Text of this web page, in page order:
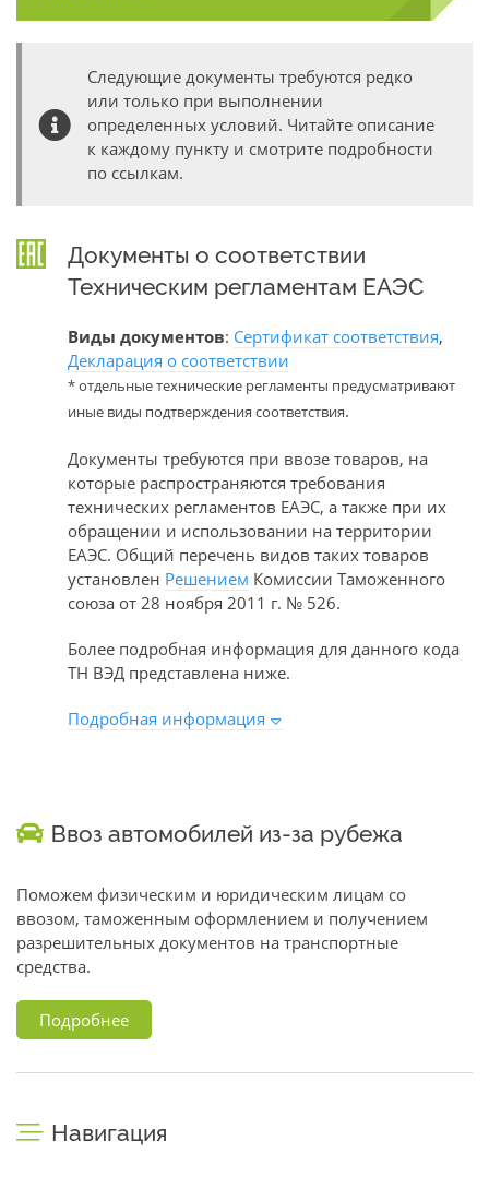
Следующие документы требуются редко
или только при выполнении
определенных условий. Читайте описание
к каждому пункту и смотрите подробности
по ссылкам.
Документы о соответствии
Техническим регламентам ЕАЭС
Виды документов: Сертификат соответствия,
Декларация о соответствии
* отдельные технические регламенты предусматривают
иные виды подтверждения соответствия.
Документы требуются при ввозе товаров, на
которые распространяются требования
технических регламентов ЕАЭС, а также при их
обращении и использовании на территории
ЕАЭС. Общий перечень видов таких товаров
установлен Решением Комиссии Таможенного
союза от 28 ноября 2011 г. № 526.
Более подробная информация для данного кода
ТН ВЭД представлена ниже.
Подробная информация
Ввоз автомобилей из-за рубежа
Поможем физическим и юридическим лицам со
ввозом, таможенным оформлением и получением
разрешительных документов на транспортные
средства.
Подробнее
Навигация